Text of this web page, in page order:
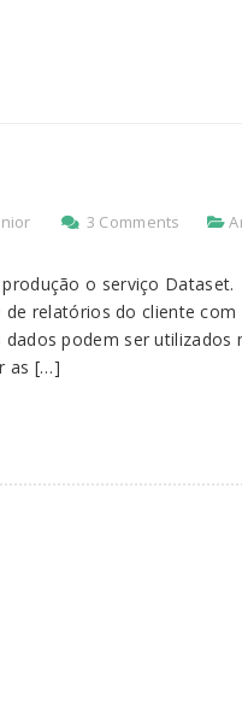
3 Comments
produção o serviço
relatórios do cliente
podem ser
as […]